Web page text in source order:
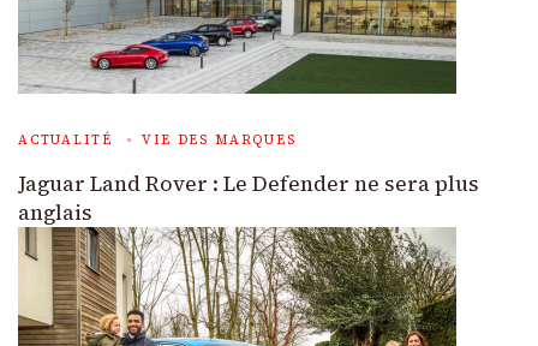
ACTUALITÉ VIE DES MARQUES
Jaguar Land Rover : Le Defender ne sera plus
anglais